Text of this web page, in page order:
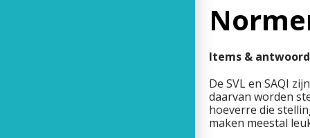
Items &
De SVL en SAQI
daarvan worden
hoeverre die
maken meestal